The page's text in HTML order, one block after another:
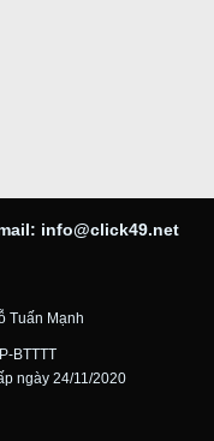
info@click49.net
Tuấn Mạnh
BTTTT
ngày 24/11/2020